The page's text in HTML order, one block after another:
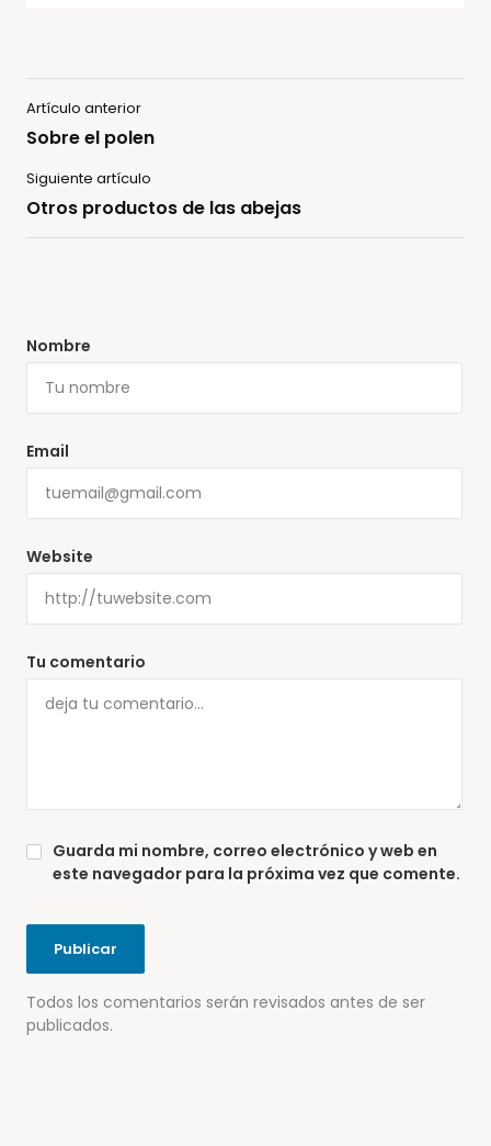
Artículo anterior
Sobre el polen
Siguiente artículo
Otros productos de las abejas
Tu comentario
Todos los comentarios serán revisados antes de ser
publicados.
Nombre
Email
Website
Guarda mi nombre, correo electrónico y web en
este navegador para la próxima vez que comente.